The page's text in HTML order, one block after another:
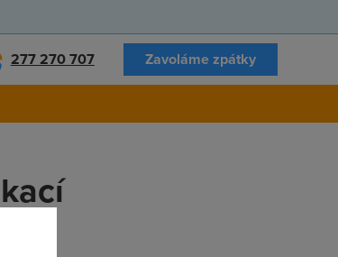
277 270 707 Zavoláme zpátky